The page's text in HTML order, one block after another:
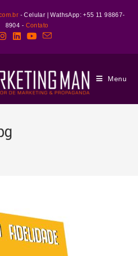
- Celular | WathsApp: +55 11 98867-
8904 - Contato
Menu